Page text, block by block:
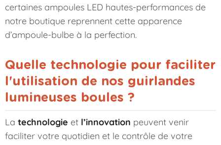
certaines ampoules LED hautes-performances de
notre boutique reprennent cette apparence
d’ampoule-bulbe à la perfection.
Quelle technologie pour faciliter
l'utilisation de nos guirlandes
lumineuses boules ?
La technologie et l’innovation peuvent venir
faciliter votre quotidien et le contrôle de votre